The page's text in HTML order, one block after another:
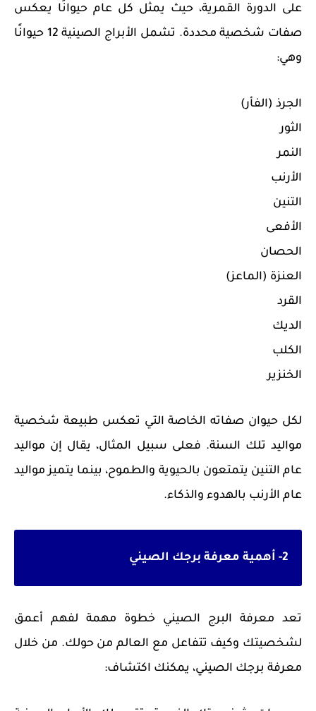
على الدورة القمرية، حيث يمثل كل عام حيوانًا يعكس
صفات شخصية محددة. تشمل الأبراج الصينية 12 حيوانًا
وهي:
الجرذ (الفأر)
الثور
النمر
الأرنب
التنين
الأفعى
الحصان
العنزة (الماعز)
القرد
الديك
الكلب
الخنزير
لكل حيوان صفاته الخاصة التي تعكس طبيعة شخصية
مواليد تلك السنة. فعلى سبيل المثال، يقال إن مواليد
عام التنين يتمتعون بالحيوية والطموح، بينما يتميز مواليد
عام الأرنب بالهدوء والذكاء.
2- أهمية معرفة برجك الصيني
تعد معرفة البرج الصيني خطوة مهمة لفهم أعمق
لشخصيتك وكيف تتفاعل مع العالم من حولك. من خلال
معرفة برجك الصيني، يمكنك اكتشاف: